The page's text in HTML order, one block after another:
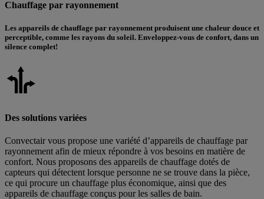
Chauffage par rayonnement
Les appareils de chauffage par rayonnement produisent une chaleur douce et
perceptible, comme les rayons du soleil. Enveloppez-vous de confort, dans un
silence complet!
Des solutions variées
Convectair vous propose une variété d’appareils de chauffage par
rayonnement afin de mieux répondre à vos besoins en matière de
confort. Nous proposons des appareils de chauffage dotés de
capteurs qui détectent lorsque personne ne se trouve dans la pièce,
ce qui procure un chauffage plus économique, ainsi que des
appareils de chauffage conçus pour les salles de bain.